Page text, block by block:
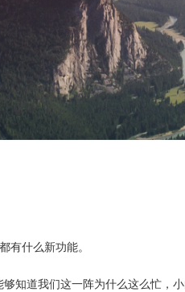
什么新功能。
道我们这一阵为什么这么忙，